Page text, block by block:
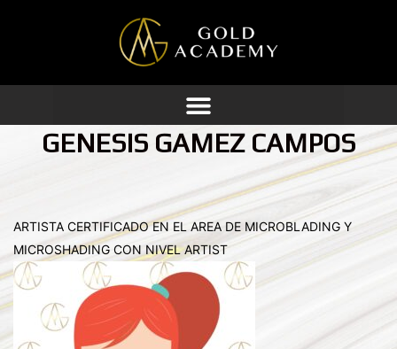
contenido
GENESIS GAMEZ CAMPOS
ARTISTA CERTIFICADO EN EL AREA DE MICROBLADING Y
MICROSHADING CON NIVEL ARTIST